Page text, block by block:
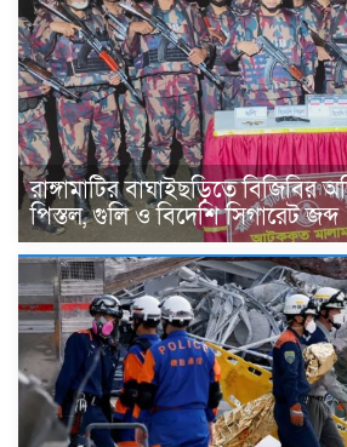
রাঙ্গামাটির বাঘাইছড়িতে বিজিবির
পিস্তল, গুলি ও বিদেশি সিগারেট জব্দ